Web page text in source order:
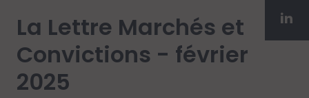
La Lettre Marchés et
Convictions - février
2025